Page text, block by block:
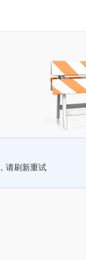
请刷新重试